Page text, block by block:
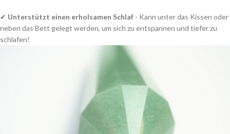
✔ Unterstützt einen erholsamen Schlaf - Kann unter das Kissen oder
neben das Bett gelegt werden, um sich zu entspannen und tiefer zu
schlafen!